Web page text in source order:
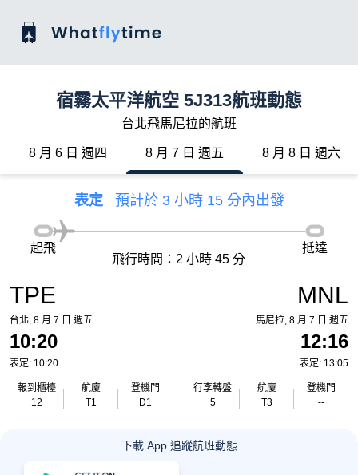
宿霧太平洋航空 5J313航班動態
台北飛馬尼拉的航班
8 月 6 日 週四 8 月 7 日 週五 8 月 8 日 週六
表定 預計於 3 小時 15 分內出發
TPE
台北, 8 月 7 日 週五
10:20
表定: 10:20
報到櫃檯
12
航廈
T1
登機門
D1
起飛
飛行時間：2 小時 45 分
抵達
MNL
馬尼拉, 8 月 7 日 週五
12:16
表定: 13:05
行李轉盤
5
航廈
T3
登機門
--
下載 App 追蹤航班動態